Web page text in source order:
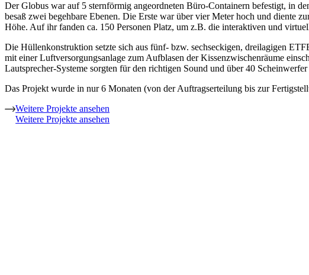
Der Globus war auf 5 sternförmig angeordneten Büro-Containern befestigt, in
besaß zwei begehbare Ebenen. Die Erste war über vier Meter hoch und diente
Höhe. Auf ihr fanden ca. 150 Personen Platz, um z.B. die interaktiven und
Die Hüllenkonstruktion setzte sich aus fünf- bzw. sechseckigen, dreilagigen
mit einer Luftversorgungsanlage zum Aufblasen der Kissenzwischenräume
Lautsprecher-Systeme sorgten für den richtigen Sound und über 40
Das Projekt wurde in nur 6 Monaten (von der Auftragserteilung bis zur
Weitere Projekte ansehen
Weitere Projekte ansehen